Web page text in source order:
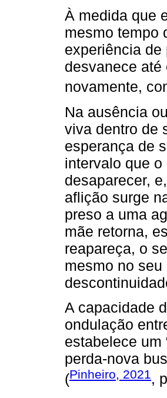
À medida que
mesmo tempo
experiência de
desvanece até
novamente,
Na ausência
viva dentro de
esperança de
intervalo que
desaparecer,
aflição surge
preso a uma
mãe retorna,
reapareça, o
mesmo no
A capacidade
ondulação
estabelece um
perda-nova
(Pinheiro, 2021,